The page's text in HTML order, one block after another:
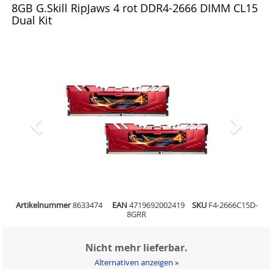
8GB G.Skill RipJaws 4 rot DDR4-2666 DIMM CL15
Dual Kit
Artikelnummer8633474 EAN 4719692002419 SKU F4-2666C15D-
8GRR
Nicht mehr lieferbar.
Alternativen anzeigen »